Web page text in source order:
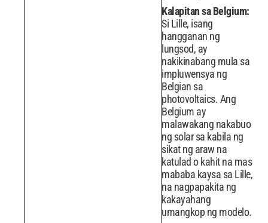
Kalapitan sa Belgium:
Si Lille, isang
hangganan ng
lungsod, ay
nakikinabang mula sa
impluwensya ng
Belgian sa
photovoltaics. Ang
Belgium ay
malawakang nakabuo
ng solar sa kabila ng
sikat ng araw na
katulad o kahit na mas
mababa kaysa sa Lille,
na nagpapakita ng
kakayahang
umangkop ng modelo.